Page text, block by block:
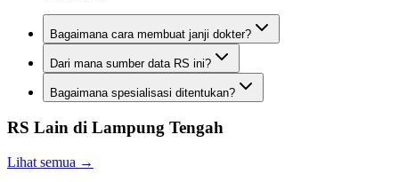
Bagaimana cara membuat janji dokter?
Dari mana sumber data RS ini?
Bagaimana spesialisasi ditentukan?
RS Lain di Lampung Tengah
Lihat semua →